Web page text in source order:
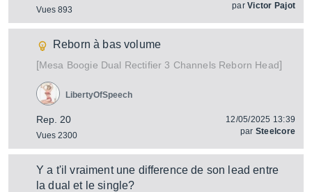
Vues 893
parVictor Pajot
Reborn à bas volume
[Mesa Boogie Dual Rectifier 3 Channels Reborn Head]
Rep. 20
Vues 2300
LibertyOfSpeech
12/05/2025 13:39
par Steelcore
Y a t'il vraiment une difference de son lead entre
la dual et le single?